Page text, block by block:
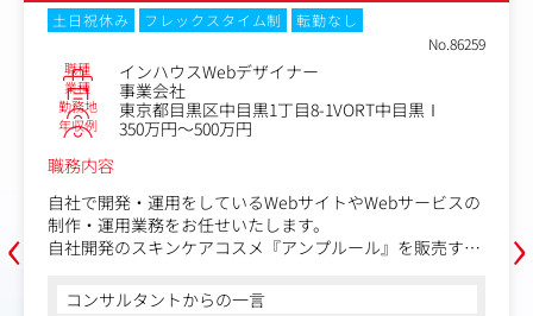
リティ化/アップセル/クロスセルにつながる機能）
■OMO/次世代店舗開発（新しい顧客体験を提供する新規
サービス、顧客データプラットフォームを活用した新規DX
サービス、およびリテールテック導入次世代店舗）
‹
土日祝休み フレックスタイム制
転勤なし
No.86259
職種 インハウスWebデザイナー
業種 事業会社
勤務地 東京都目黒区中目黒1丁目8-1VORT中目黒Ⅰ
年収例
350万円～500万円
職務内容
自社で開発・運用をしているWebサイトやWebサービスの
制作・運用業務をお任せいたします。
自社開発のスキンケアコスメ『アンプルール』を販売する
す。コンサルタントからの一言
›